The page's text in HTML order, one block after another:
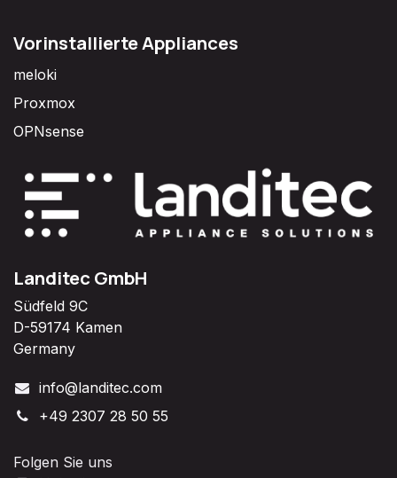
Vorinstallierte Appliances
meloki
Proxmox
OPNsense
Landitec GmbH
Südfeld 9C
D-59174 Kamen
Germany
info@landitec.com
+49 2307 28 50 55
Folgen Sie uns